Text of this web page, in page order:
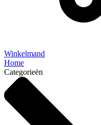
Winkelmand
Home
Categorieën